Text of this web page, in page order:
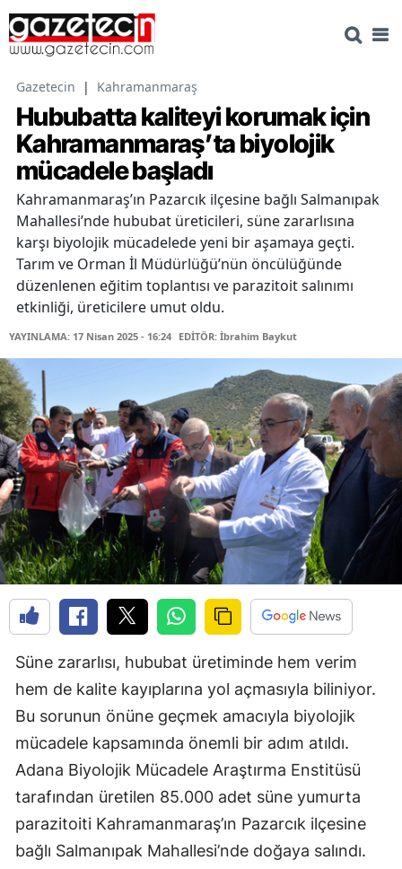
Gazetecin | Kahramanmaraş
Hububatta kaliteyi korumak için
Kahramanmaraş’ta biyolojik
mücadele başladı
Kahramanmaraş’ın Pazarcık ilçesine bağlı Salmanıpak
Mahallesi’nde hububat üreticileri, süne zararlısına
karşı biyolojik mücadelede yeni bir aşamaya geçti.
Tarım ve Orman İl Müdürlüğü’nün öncülüğünde
düzenlenen eğitim toplantısı ve parazitoit salınımı
etkinliği, üreticilere umut oldu.
YAYINLAMA: 17 Nisan 2025 - 16:24 EDİTÖR: İbrahim Baykut
Süne zararlısı, hububat üretiminde hem verim
hem de kalite kayıplarına yol açmasıyla biliniyor.
Bu sorunun önüne geçmek amacıyla biyolojik
mücadele kapsamında önemli bir adım atıldı.
Adana Biyolojik Mücadele Araştırma Enstitüsü
tarafından üretilen 85.000 adet süne yumurta
parazitoiti Kahramanmaraş’ın Pazarcık ilçesine
bağlı Salmanıpak Mahallesi’nde doğaya salındı.